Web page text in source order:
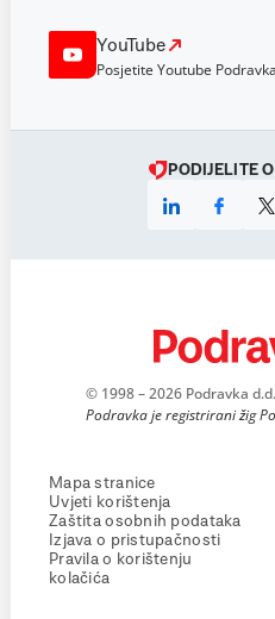
YouTube
Posjetite Youtube
PODIJELITE
© 1998 – 2026 Podravka
Podravka je registrirani žig
Mapa stranice
Uvjeti korištenja
Zaštita osobnih podataka
Izjava o pristupačnosti
Pravila o korištenju
kolačića